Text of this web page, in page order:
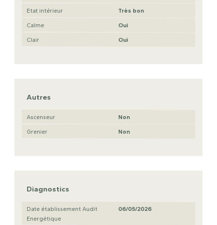
Etat intérieur Très bon
Calme Oui
Clair Oui
Autres
Ascenseur Non
Grenier Non
Diagnostics
Date établissement Audit
Energétique
06/05/2026